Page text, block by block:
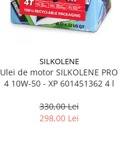
SILKOLENE
Ulei de motor SILKOLENE PRO
4 10W-50 - XP 601451362 4 l
330,00 Lei
298,00 Lei